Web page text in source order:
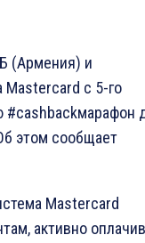
(Армения) и
Mastercard с 5-го
#cashbackмарафон
этом сообщает
Mastercard
активно